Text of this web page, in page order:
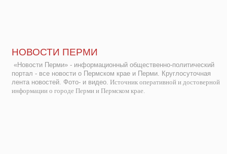
НОВОСТИ ПЕРМИ
«Новости Перми» - информационный общественно-политический
портал - все новости о Пермском крае и Перми. Круглосуточная
лента новостей. Фото- и видео. Источник оперативной и достоверной
информации о городе Перми и Пермском крае.